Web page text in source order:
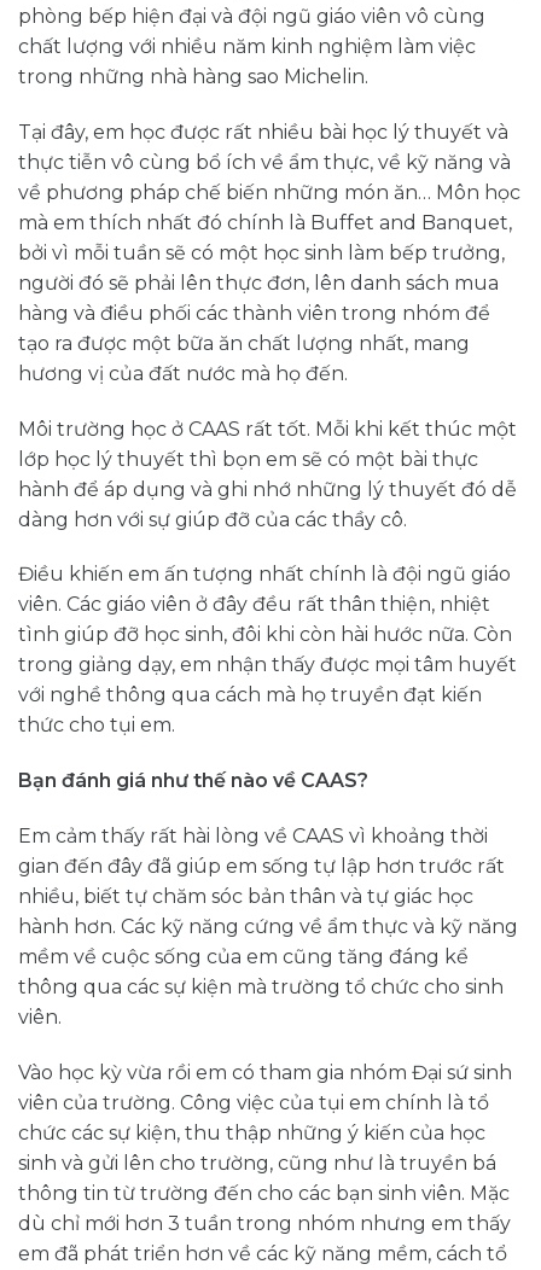
phòng bếp hiện đại và đội ngũ giáo viên vô cùng
chất lượng với nhiều năm kinh nghiệm làm việc
trong những nhà hàng sao Michelin.
Tại đây, em học được rất nhiều bài học lý thuyết và
thực tiễn vô cùng bổ ích về ẩm thực, về kỹ năng và
về phương pháp chế biến những món ăn… Môn học
mà em thích nhất đó chính là Buffet and Banquet,
bởi vì mỗi tuần sẽ có một học sinh làm bếp trưởng,
người đó sẽ phải lên thực đơn, lên danh sách mua
hàng và điều phối các thành viên trong nhóm để
tạo ra được một bữa ăn chất lượng nhất, mang
hương vị của đất nước mà họ đến.
Môi trường học ở CAAS rất tốt. Mỗi khi kết thúc một
lớp học lý thuyết thì bọn em sẽ có một bài thực
hành để áp dụng và ghi nhớ những lý thuyết đó dễ
dàng hơn với sự giúp đỡ của các thầy cô.
Điều khiến em ấn tượng nhất chính là đội ngũ giáo
viên. Các giáo viên ở đây đều rất thân thiện, nhiệt
tình giúp đỡ học sinh, đôi khi còn hài hước nữa. Còn
trong giảng dạy, em nhận thấy được mọi tâm huyết
với nghề thông qua cách mà họ truyền đạt kiến
thức cho tụi em.
Bạn đánh giá như thế nào về CAAS?
Em cảm thấy rất hài lòng về CAAS vì khoảng thời
gian đến đây đã giúp em sống tự lập hơn trước rất
nhiều, biết tự chăm sóc bản thân và tự giác học
hành hơn. Các kỹ năng cứng về ẩm thực và kỹ năng
mềm về cuộc sống của em cũng tăng đáng kể
thông qua các sự kiện mà trường tổ chức cho sinh
viên.
Vào học kỳ vừa rồi em có tham gia nhóm Đại sứ sinh
viên của trường. Công việc của tụi em chính là tổ
chức các sự kiện, thu thập những ý kiến của học
sinh và gửi lên cho trường, cũng như là truyền bá
thông tin từ trường đến cho các bạn sinh viên. Mặc
dù chỉ mới hơn 3 tuần trong nhóm nhưng em thấy
em đã phát triển hơn về các kỹ năng mềm, cách tổ